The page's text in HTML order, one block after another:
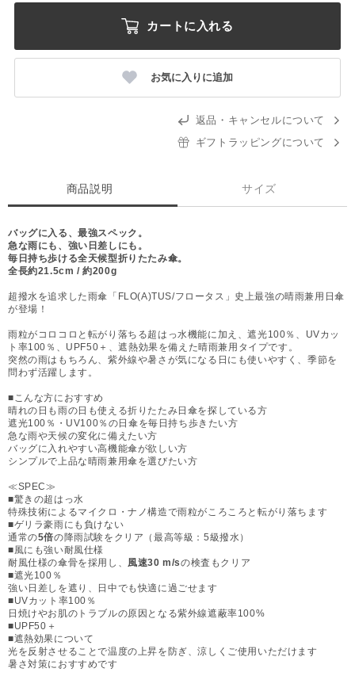
カートに入れる
お気に入りに追加
返品・キャンセルについて
ギフトラッピングについて
商品説明 サイズ
バッグに入る、最強スペック。
急な雨にも、強い日差しにも。
毎日持ち歩ける全天候型折りたたみ傘。
全長約21.5cm / 約200g
超撥水を追求した雨傘「FLO(A)TUS/フロータス」史上最強の晴雨兼用日傘
が登場！
雨粒がコロコロと転がり落ちる超はっ水機能に加え、遮光100％、UVカッ
ト率100％、UPF50＋、遮熱効果を備えた晴雨兼用タイプです。
突然の雨はもちろん、紫外線や暑さが気になる日にも使いやすく、季節を
問わず活躍します。
■こんな方におすすめ
晴れの日も雨の日も使える折りたたみ日傘を探している方
遮光100％・UV100％の日傘を毎日持ち歩きたい方
急な雨や天候の変化に備えたい方
バッグに入れやすい高機能傘が欲しい方
シンプルで上品な晴雨兼用傘を選びたい方
≪SPEC≫
■驚きの超はっ水
特殊技術によるマイクロ・ナノ構造で雨粒がころころと転がり落ちます
■ゲリラ豪雨にも負けない
通常の5倍の降雨試験をクリア（最高等級：5級撥水）
■風にも強い耐風仕様
耐風仕様の傘骨を採用し、 風速30 m/sの検査もクリア
■遮光100％
強い日差しを遮り、日中でも快適に過ごせます
■UVカット率100％
日焼けやお肌のトラブルの原因となる紫外線遮蔽率100%
■UPF50＋
■遮熱効果について
光を反射させることで温度の上昇を防ぎ、涼しくご使用いただけます
暑さ対策におすすめです